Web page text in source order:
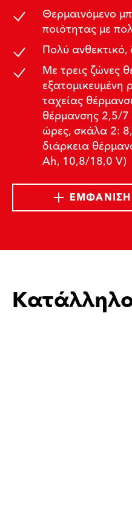
Θερμαινόμενο
ποιότητας με
Πολύ ανθεκτικό,
Με τρεις ζώνες
εξατομικευμένη
ταχείας
θέρμανσης 2,5/
ώρες, σκάλα 2:
διάρκεια
Ah, 10,8/18,0 V)
ΕΜΦΆΝΙΣΗ